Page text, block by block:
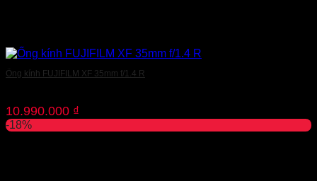
Ống kính FUJIFILM XF 35mm f/1.4 R
10.990.000 ₫
-18%